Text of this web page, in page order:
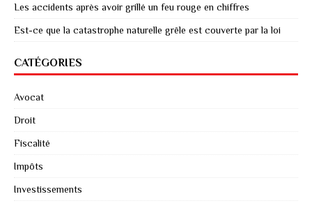
Les accidents après avoir grillé un feu rouge en chiffres
Est-ce que la catastrophe naturelle grêle est couverte par la loi
CATÉGORIES
Avocat
Droit
Fiscalité
Impôts
Investissements